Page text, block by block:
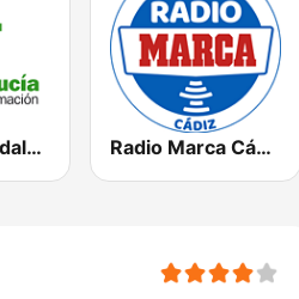
RAI Radio Andalucía Información Radio Marca Cádiz